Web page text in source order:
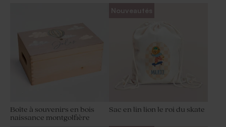
Boîte à souvenirs en bois
naissance montgolfière
Nouveautés
Sac en lin lion le roi du skate